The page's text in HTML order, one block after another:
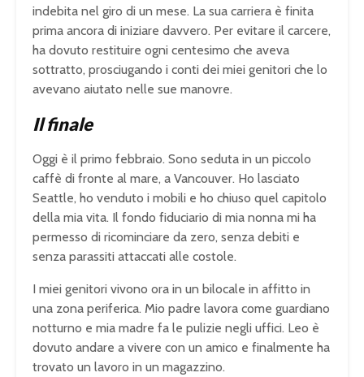
indebita nel giro di un mese. La sua carriera è finita
prima ancora di iniziare davvero. Per evitare il carcere,
ha dovuto restituire ogni centesimo che aveva
sottratto, prosciugando i conti dei miei genitori che lo
avevano aiutato nelle sue manovre.
Il finale
Oggi è il primo febbraio. Sono seduta in un piccolo
caffè di fronte al mare, a Vancouver. Ho lasciato
Seattle, ho venduto i mobili e ho chiuso quel capitolo
della mia vita. Il fondo fiduciario di mia nonna mi ha
permesso di ricominciare da zero, senza debiti e
senza parassiti attaccati alle costole.
I miei genitori vivono ora in un bilocale in affitto in
una zona periferica. Mio padre lavora come guardiano
notturno e mia madre fa le pulizie negli uffici. Leo è
dovuto andare a vivere con un amico e finalmente ha
trovato un lavoro in un magazzino.